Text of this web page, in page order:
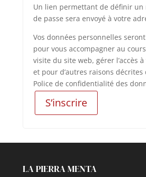
Un lien permettant de définir un
de passe sera envoyé à votre
Vos données personnelles
pour vous accompagner au
visite du site web, gérer l’accès
et pour d’autres raisons décrites
Police de confidentialité des
S’inscrire
LA PIERRA MENTA